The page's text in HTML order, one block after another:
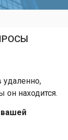
он находится.
вашей